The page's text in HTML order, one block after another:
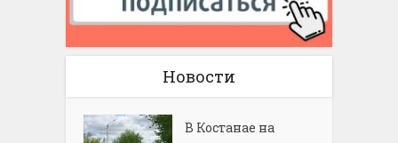
Новости
В Костанае на